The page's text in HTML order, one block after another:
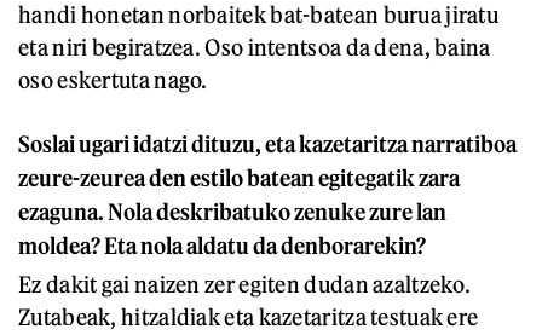
handi honetan norbaitek bat-batean burua jiratu
eta niri begiratzea. Oso intentsoa da dena, baina
oso eskertuta nago.
Soslai ugari idatzi dituzu, eta kazetaritza narratiboa
zeure-zeurea den estilo batean egitegatik zara
ezaguna. Nola deskribatuko zenuke zure lan
moldea? Eta nola aldatu da denborarekin?
Ez dakit gai naizen zer egiten dudan azaltzeko.
Zutabeak, hitzaldiak eta kazetaritza testuak ere